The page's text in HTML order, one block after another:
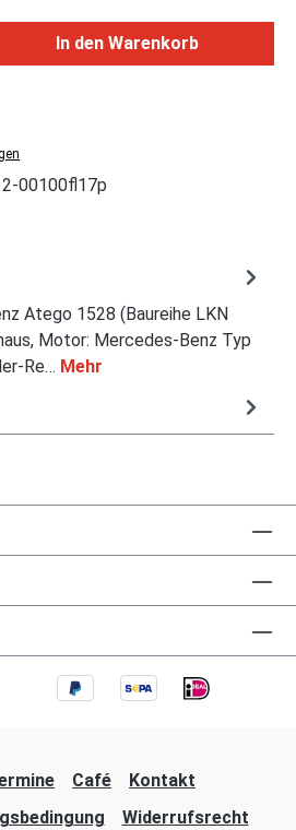
Gib den gewünschten
In den Warenkorb
00100fl17p
Atego 1528 (Baureihe LKN
Motor: Mercedes-Benz Typ
Re… Mehr
Café
Kontakt
Widerrufsrecht